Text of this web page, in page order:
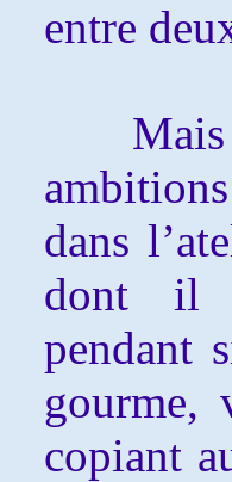
entre
Mais
dans
dont il
pendant
gourme,
copiant